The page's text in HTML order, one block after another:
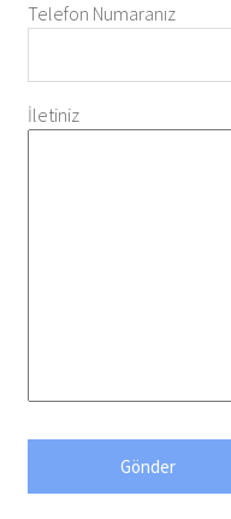
Telefon Numaranız
İletiniz